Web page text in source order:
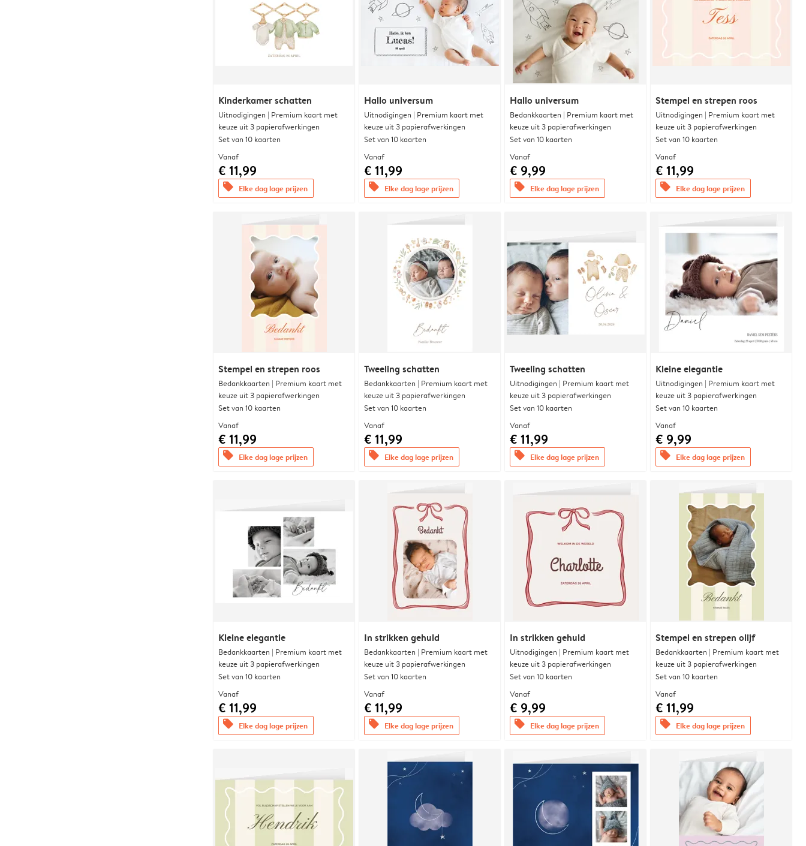
Kinderkamer schatten
Uitnodigingen | Premium kaart met
keuze uit 3 papierafwerkingen
Set van 10 kaarten
Vanaf
€ 11,99
offers Elke dag lage prijzen
Hallo universum
Uitnodigingen | Premium kaart met
keuze uit 3 papierafwerkingen
Set van 10 kaarten
Vanaf
€ 11,99
offers Elke dag lage prijzen
Hallo universum
Bedankkaarten | Premium kaart met
keuze uit 3 papierafwerkingen
Set van 10 kaarten
Vanaf
€ 9,99
offers Elke dag lage prijzen
Stempel en strepen roos
Uitnodigingen | Premium kaart met
keuze uit 3 papierafwerkingen
Set van 10 kaarten
Vanaf
€ 11,99
offers Elke dag lage prijzen
Stempel en strepen roos
Bedankkaarten | Premium kaart met
keuze uit 3 papierafwerkingen
Set van 10 kaarten
Vanaf
€ 11,99
offers Elke dag lage prijzen
Tweeling schatten
Bedankkaarten | Premium kaart met
keuze uit 3 papierafwerkingen
Set van 10 kaarten
Vanaf
€ 11,99
offers Elke dag lage prijzen
Tweeling schatten
Uitnodigingen | Premium kaart met
keuze uit 3 papierafwerkingen
Set van 10 kaarten
Vanaf
€ 11,99
offers Elke dag lage prijzen
Kleine elegantie
Uitnodigingen | Premium kaart met
keuze uit 3 papierafwerkingen
Set van 10 kaarten
Vanaf
€ 9,99
offers Elke dag lage prijzen
Kleine elegantie
Bedankkaarten | Premium kaart met
keuze uit 3 papierafwerkingen
Set van 10 kaarten
Vanaf
€ 11,99
offers Elke dag lage prijzen
In strikken gehuld
Bedankkaarten | Premium kaart met
keuze uit 3 papierafwerkingen
Set van 10 kaarten
Vanaf
€ 11,99
offers Elke dag lage prijzen
In strikken gehuld
Uitnodigingen | Premium kaart met
keuze uit 3 papierafwerkingen
Set van 10 kaarten
Vanaf
€ 9,99
offers Elke dag lage prijzen
Stempel en strepen olijf
Bedankkaarten | Premium kaart met
keuze uit 3 papierafwerkingen
Set van 10 kaarten
Vanaf
€ 11,99
offers Elke dag lage prijzen